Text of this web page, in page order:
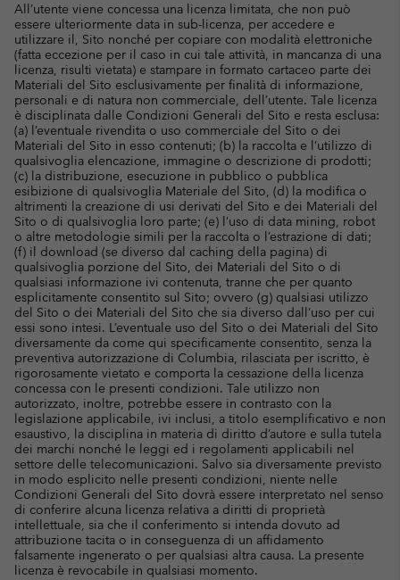
All’utente viene concessa una licenza limitata, che non può
essere ulteriormente data in sub-licenza, per accedere e
utilizzare il, Sito nonché per copiare con modalità elettroniche
(fatta eccezione per il caso in cui tale attività, in mancanza di una
licenza, risulti vietata) e stampare in formato cartaceo parte dei
Materiali del Sito esclusivamente per finalità di informazione,
personali e di natura non commerciale, dell’utente. Tale licenza
è disciplinata dalle Condizioni Generali del Sito e resta esclusa:
(a) l’eventuale rivendita o uso commerciale del Sito o dei
Materiali del Sito in esso contenuti; (b) la raccolta e l’utilizzo di
qualsivoglia elencazione, immagine o descrizione di prodotti;
(c) la distribuzione, esecuzione in pubblico o pubblica
esibizione di qualsivoglia Materiale del Sito, (d) la modifica o
altrimenti la creazione di usi derivati del Sito e dei Materiali del
Sito o di qualsivoglia loro parte; (e) l’uso di data mining, robot
o altre metodologie simili per la raccolta o l’estrazione di dati;
(f) il download (se diverso dal caching della pagina) di
qualsivoglia porzione del Sito, dei Materiali del Sito o di
qualsiasi informazione ivi contenuta, tranne che per quanto
esplicitamente consentito sul Sito; ovvero (g) qualsiasi utilizzo
del Sito o dei Materiali del Sito che sia diverso dall’uso per cui
essi sono intesi. L’eventuale uso del Sito o dei Materiali del Sito
diversamente da come qui specificamente consentito, senza la
preventiva autorizzazione di Columbia, rilasciata per iscritto, è
rigorosamente vietato e comporta la cessazione della licenza
concessa con le presenti condizioni. Tale utilizzo non
autorizzato, inoltre, potrebbe essere in contrasto con la
legislazione applicabile, ivi inclusi, a titolo esemplificativo e non
esaustivo, la disciplina in materia di diritto d’autore e sulla tutela
dei marchi nonché le leggi ed i regolamenti applicabili nel
settore delle telecomunicazioni. Salvo sia diversamente previsto
in modo esplicito nelle presenti condizioni, niente nelle
Condizioni Generali del Sito dovrà essere interpretato nel senso
di conferire alcuna licenza relativa a diritti di proprietà
intellettuale, sia che il conferimento si intenda dovuto ad
attribuzione tacita o in conseguenza di un affidamento
falsamente ingenerato o per qualsiasi altra causa. La presente
licenza è revocabile in qualsiasi momento.